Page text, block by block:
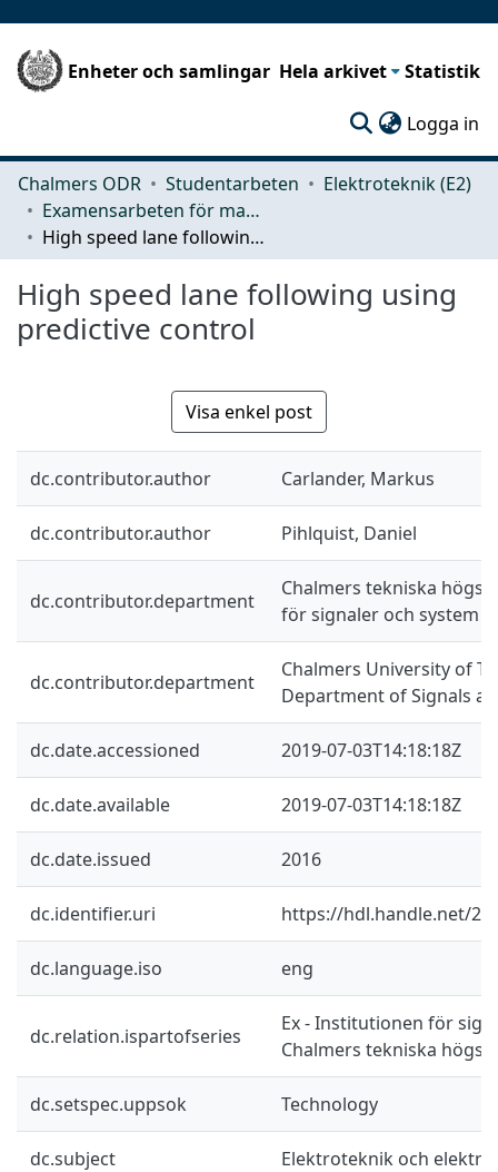
Enheter och samlingar Hela arkivet Statistik
Logga in
Chalmers ODR Studentarbeten
Elektroteknik (E2)
Examensarbeten för masterexamen
High speed lane following using predictive control
High speed lane following using
predictive control
Visa enkel post
dc.contributor.author Carlander, Markus
dc.contributor.author Pihlquist, Daniel
dc.contributor.department
Chalmers tekniska
för signaler och system
dc.contributor.department
Chalmers University of
Department of Signals
dc.date.accessioned 2019-07-03T14:18:18Z
dc.date.available 2019-07-03T14:18:18Z
dc.date.issued 2016
dc.identifier.uri https://hdl.handle.net/
dc.language.iso eng
dc.relation.ispartofseries
Ex - Institutionen för
Chalmers tekniska
dc.setspec.uppsok Technology
dc.subject Elektroteknik och